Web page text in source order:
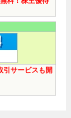
引サービスも開